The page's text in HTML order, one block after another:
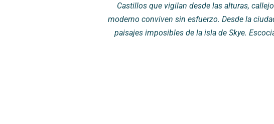
Castillos que vigilan desde las alturas,
moderno conviven sin esfuerzo. Desde la
paisajes imposibles de la isla de Skye.